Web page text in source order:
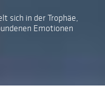
sich in der Trophäe,
Emotionen